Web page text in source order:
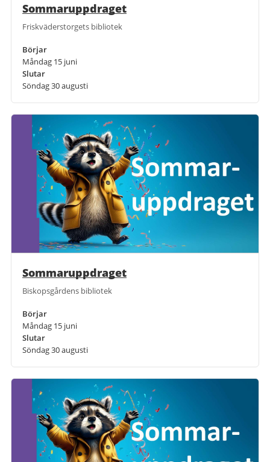
Sommaruppdraget
Friskväderstorgets bibliotek
Börjar
Måndag 15 juni
Slutar
Söndag 30 augusti
Sommaruppdraget
Biskopsgårdens bibliotek
Börjar
Måndag 15 juni
Slutar
Söndag 30 augusti